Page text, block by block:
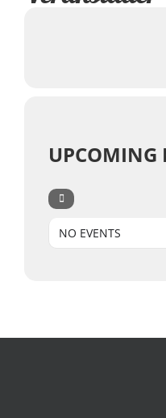
UPCOMING
NO EVENTS